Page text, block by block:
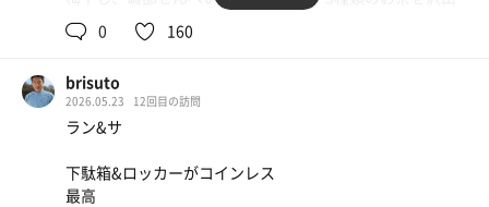
頂き、信じられないほど大量発汗させて頂きました。気持
ち良いです。
0 160
brisuto
2026.05.23 12回目の訪問
ラン&サ
下駄箱&ロッカーがコインレス
最高